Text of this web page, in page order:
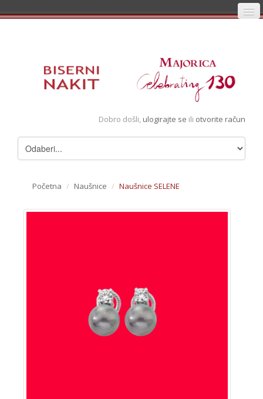
Registracija
Pregledani artikli
Dobro došli, ulogirajte se ili otvorite račun
Početna / Naušnice / Naušnice SELENE